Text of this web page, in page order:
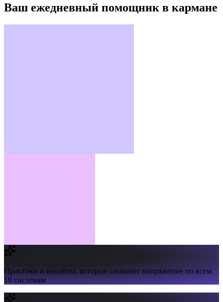
Ваш ежедневный помощник в кармане
Практики и инсайты,которые снимают напряжение по всем
10 системам